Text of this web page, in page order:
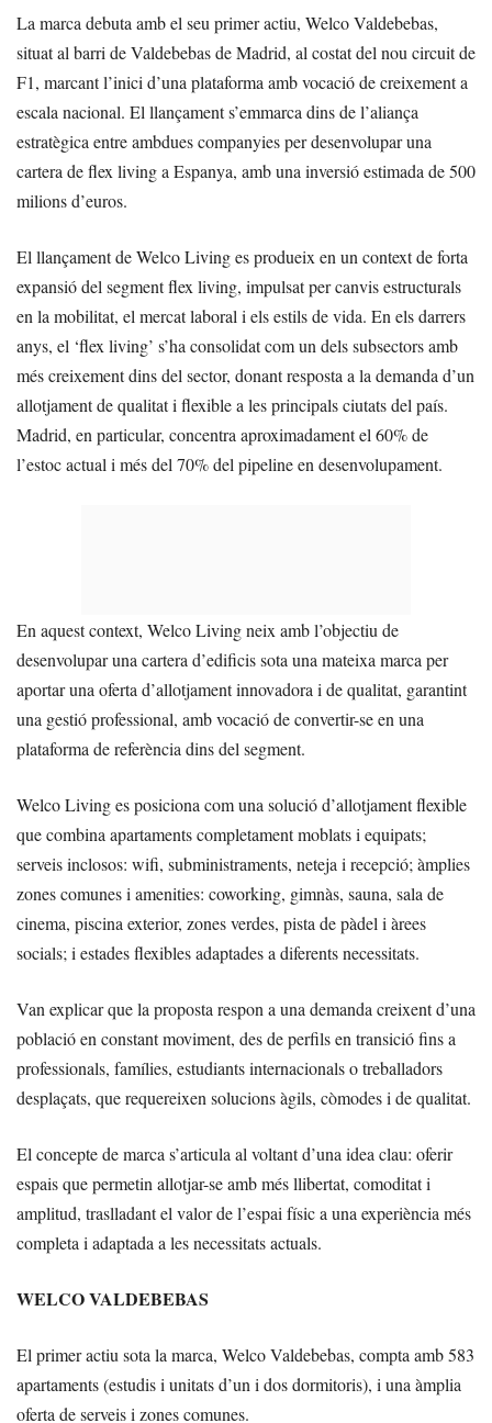
La marca debuta amb el seu primer actiu, Welco Valdebebas,
situat al barri de Valdebebas de Madrid, al costat del nou circuit de
F1, marcant l’inici d’una plataforma amb vocació de creixement a
escala nacional. El llançament s’emmarca dins de l’aliança
estratègica entre ambdues companyies per desenvolupar una
cartera de flex living a Espanya, amb una inversió estimada de 500
milions d’euros.
El llançament de Welco Living es produeix en un context de forta
expansió del segment flex living, impulsat per canvis estructurals
en la mobilitat, el mercat laboral i els estils de vida. En els darrers
anys, el ‘flex living’ s’ha consolidat com un dels subsectors amb
més creixement dins del sector, donant resposta a la demanda d’un
allotjament de qualitat i flexible a les principals ciutats del país.
Madrid, en particular, concentra aproximadament el 60% de
l’estoc actual i més del 70% del pipeline en desenvolupament.
En aquest context, Welco Living neix amb l’objectiu de
desenvolupar una cartera d’edificis sota una mateixa marca per
aportar una oferta d’allotjament innovadora i de qualitat, garantint
una gestió professional, amb vocació de convertir-se en una
plataforma de referència dins del segment.
Welco Living es posiciona com una solució d’allotjament flexible
que combina apartaments completament moblats i equipats;
serveis inclosos: wifi, subministraments, neteja i recepció; àmplies
zones comunes i amenities: coworking, gimnàs, sauna, sala de
cinema, piscina exterior, zones verdes, pista de pàdel i àrees
socials; i estades flexibles adaptades a diferents necessitats.
Van explicar que la proposta respon a una demanda creixent d’una
població en constant moviment, des de perfils en transició fins a
professionals, famílies, estudiants internacionals o treballadors
desplaçats, que requereixen solucions àgils, còmodes i de qualitat.
El concepte de marca s’articula al voltant d’una idea clau: oferir
espais que permetin allotjar-se amb més llibertat, comoditat i
amplitud, traslladant el valor de l’espai físic a una experiència més
completa i adaptada a les necessitats actuals.
WELCO VALDEBEBAS
El primer actiu sota la marca, Welco Valdebebas, compta amb 583
apartaments (estudis i unitats d’un i dos dormitoris), i una àmplia
oferta de serveis i zones comunes.